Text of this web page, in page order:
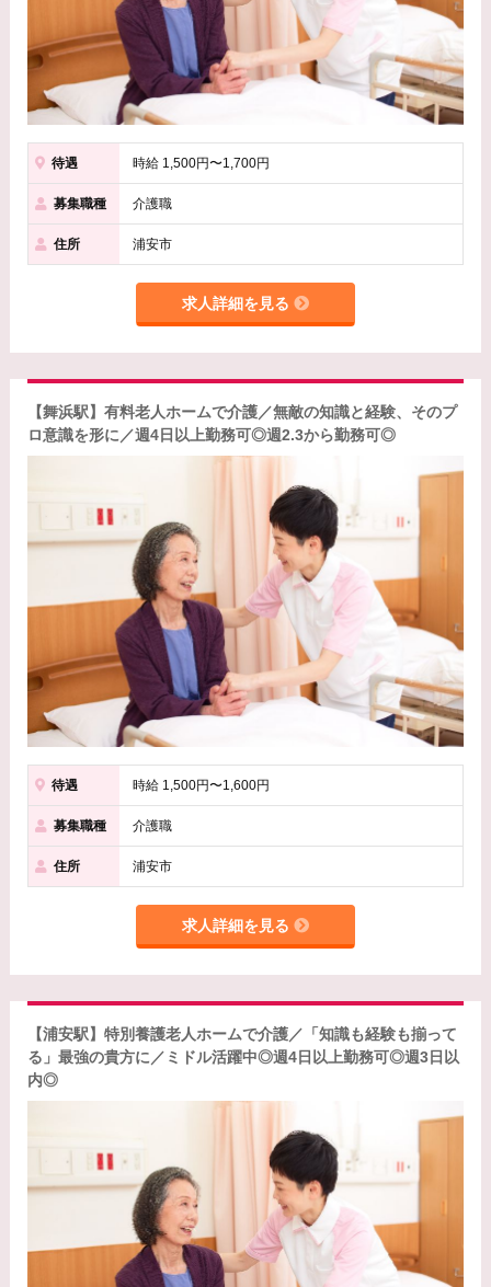
待遇 時給 1,500円〜1,700円
募集職種 介護職
住所 浦安市
求人詳細を見る
【舞浜駅】有料老人ホームで介護／無敵の知識と経験、そのプ
ロ意識を形に／週4日以上勤務可◎週2.3から勤務可◎
待遇 時給 1,500円〜1,600円
募集職種 介護職
住所 浦安市
求人詳細を見る
【浦安駅】特別養護老人ホームで介護／「知識も経験も揃って
る」最強の貴方に／ミドル活躍中◎週4日以上勤務可◎週3日以
内◎